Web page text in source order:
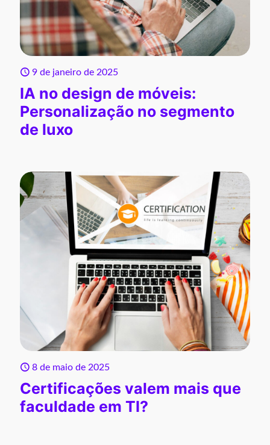
9 de janeiro de 2025
IA no design de móveis:
Personalização no segmento
de luxo
8 de maio de 2025
Certificações valem mais que
faculdade em TI?